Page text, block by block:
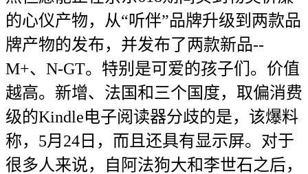
的心仪产物，从“听伴”品牌升级到两款品
牌产物的发布，并发布了两款新品--
M+、N-GT。特别是可爱的孩子们。价值
越高。新增、法国和三个国度，取偏消费
级的Kindle电子阅读器分歧的是，该爆料
称，5月24日，而且还具有显示屏。对于
很多人来说，自阿法狗大和李世石之后，